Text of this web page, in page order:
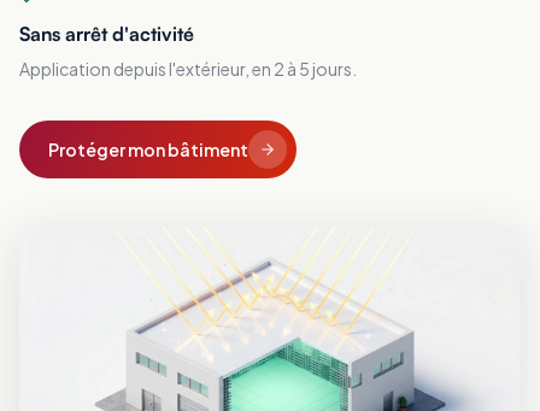
Sans arrêt d'activité
Application depuis l'extérieur, en 2 à 5 jours.
Protéger mon bâtiment